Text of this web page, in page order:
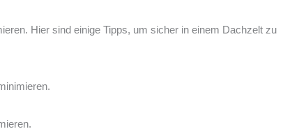
Hier sind einige Tipps, um sicher in einem Dachzelt zu